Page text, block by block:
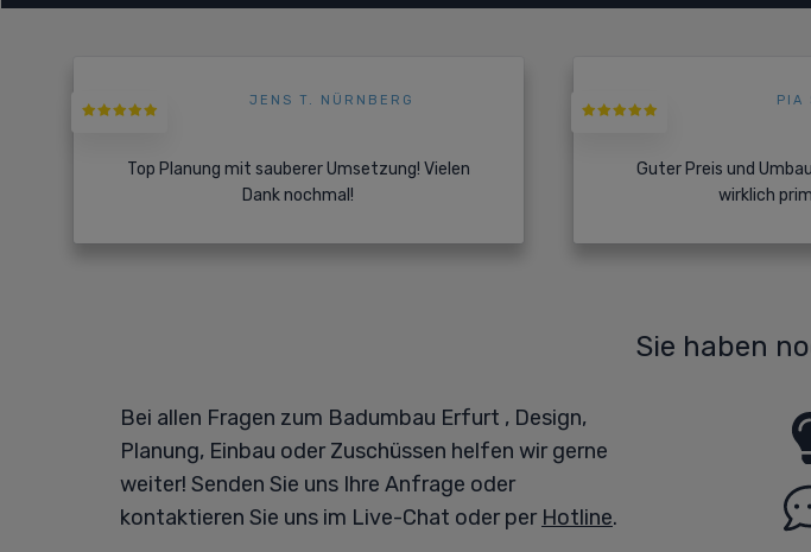
JENS T. NÜRNBERG
Top Planung mit sauberer Umsetzung! Vielen
Dank nochmal!
PIA
Guter Preis und
wirklich
Sie haben
Bei allen Fragen zum Badumbau Erfurt , Design,
Planung, Einbau oder Zuschüssen helfen wir gerne
weiter! Senden Sie uns Ihre Anfrage oder
kontaktieren Sie uns im Live-Chat oder per Hotline.